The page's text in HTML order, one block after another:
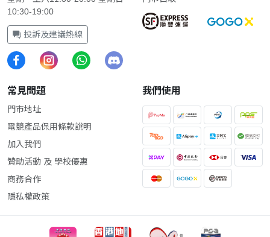
10:30-19:00
投訴及建議熱線
常見問題
門市地址
電競產品保用條款說明
加入我們
贊助活動 及 學校優惠
商務合作
隱私權政策
我們使用